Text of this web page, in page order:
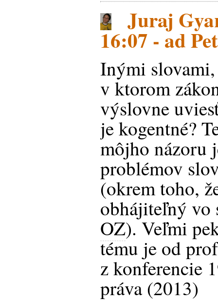
Juraj
16:07 - ad
Inými slovami,
v ktorom
výslovne
je kogentné?
môjho názoru
problémov
(okrem toho,
obhájiteľný vo
OZ). Veľmi
tému je od
z konferencie
práva (2013)